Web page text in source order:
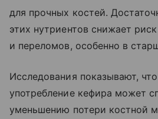
для прочных костей.
этих нутриентов снижает
и переломов, особенно в
Исследования показывают,
употребление кефира может
уменьшению потери костной